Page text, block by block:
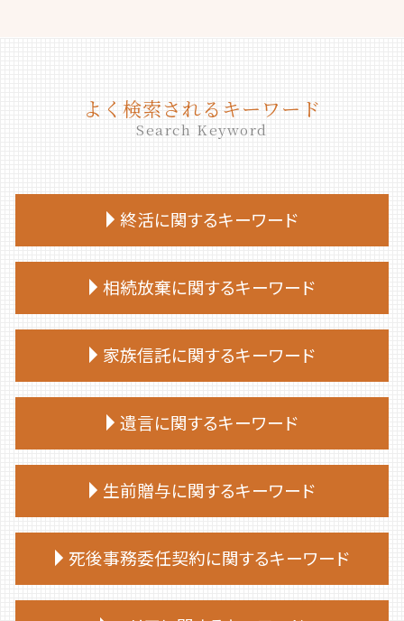
よく検索されるキーワード
Search Keyword
終活に関するキーワード
終活 やることリスト
終活 50代
終活 捨てられない
終活 勧め方
終活 いつから
終活 何歳から
終活ノート 作り方
終活 いくつから
終活 始める時期
相続放棄に関するキーワード
相続放棄 司法書士 相談
相続放棄 必要書類
相続 部分放棄
相続放棄手続き 自分で
相続放棄 期限
相続放棄 デメリット
相続放棄 期間
家族信託に関するキーワード
家族信託 デメリット
家族 信託 制度
家族 信託 制度 と は
家族信託 流れ
家族 信託
遺言に関するキーワード
公正証書遺言 もめる
遺言 従わない
遺言 司法書士
生前贈与に関するキーワード
生前贈与 手続き 司法書士
死後事務委任契約に関するキーワード